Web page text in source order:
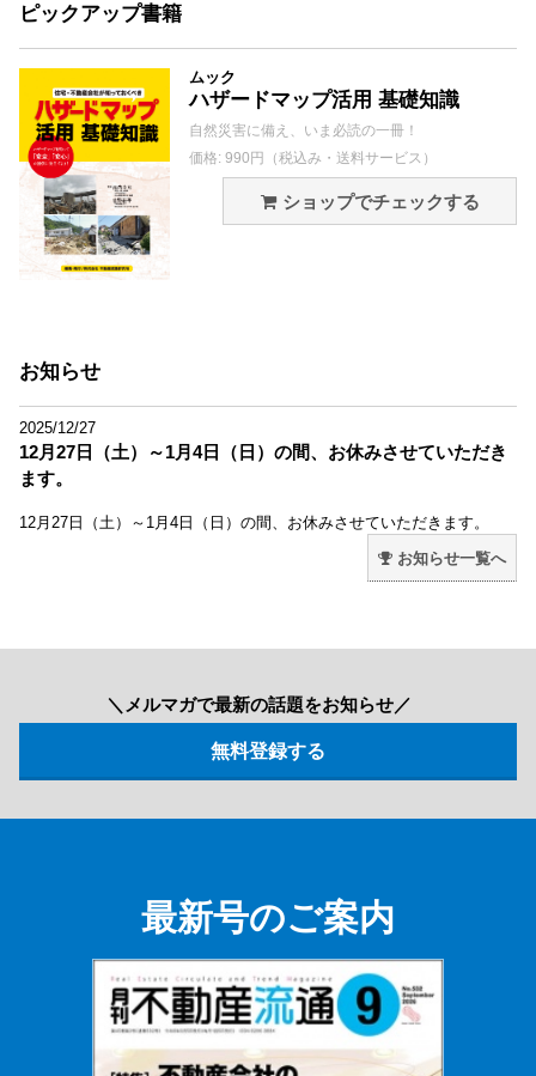
ピックアップ書籍
ムック
ハザードマップ活用 基礎知識
自然災害に備え、いま必読の一冊！
価格: 990円（税込み・送料サービス）
ショップでチェックする
お知らせ
2025/12/27
12月27日（土）～1月4日（日）の間、お休みさせていただき
ます。
12月27日（土）～1月4日（日）の間、お休みさせていただきます。
お知らせ一覧へ
＼メルマガで最新の話題をお知らせ／
最新号のご案内